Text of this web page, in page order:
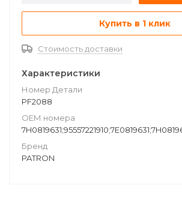
Купить в 1 клик
Стоимость доставки
Характеристики
Номер Детали
PF2088
ОЕМ номера
Бренд
PATRON